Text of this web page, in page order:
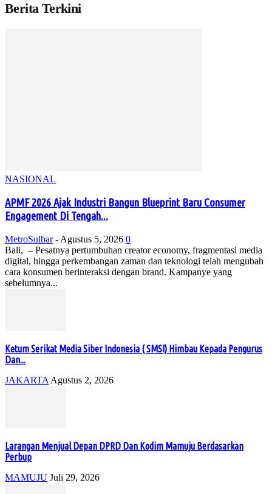
Berita Terkini
NASIONAL
APMF 2026 Ajak Industri Bangun Blueprint Baru Consumer
Engagement Di Tengah...
MetroSulbar - Agustus 5, 2026 0
Bali, – Pesatnya pertumbuhan creator economy, fragmentasi media
digital, hingga perkembangan zaman dan teknologi telah mengubah
cara konsumen berinteraksi dengan brand. Kampanye yang
sebelumnya...
Ketum Serikat Media Siber Indonesia ( SMSI) Himbau Kepada Pengurus
Dan...
JAKARTA Agustus 2, 2026
Larangan Menjual Depan DPRD Dan Kodim Mamuju Berdasarkan
Perbup
MAMUJU Juli 29, 2026